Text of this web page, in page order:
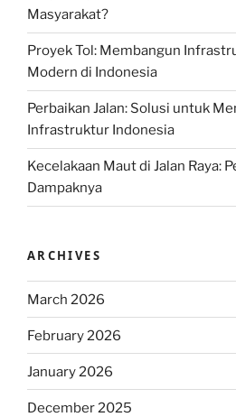
Masyarakat?
Proyek Tol: Membangun
Modern di Indonesia
Perbaikan Jalan: Solusi untuk
Infrastruktur Indonesia
Kecelakaan Maut di Jalan Raya:
Dampaknya
ARCHIVES
March 2026
February 2026
January 2026
December 2025